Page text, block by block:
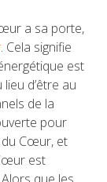
a sa porte,
. Cela signifie
est
d’être au
de la
pour
du Cœur, et
est